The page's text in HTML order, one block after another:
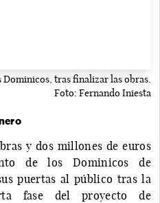
Dominicos, tras finalizar las obras.
Foto: Fernando Iniesta
y dos millones de euros
de los Dominicos de
puertas al público tras la
fase del proyecto de